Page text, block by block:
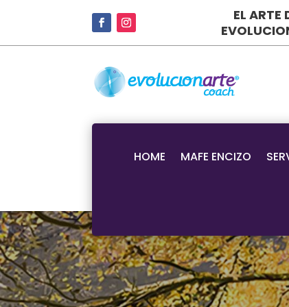
EL ARTE
HOME MAFE ENCIZO